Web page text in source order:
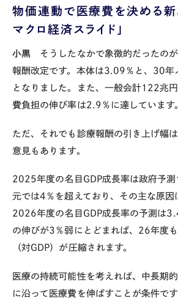
物価連動で医療費を決める新
マクロ経済スライド」
小黒 そうしたなかで象徴的だったのが
報酬改定です。本体は3.09 ％と、 30年
となりました。また、一般会計122兆
費負担の伸び率は2.9 ％に達しています
ただ、それでも診療報酬の引き上げ幅
意見もあります。
2025年度の名目 GDP成長率は政府予測
元では4 ％を超えており、その主な原因
2026年度の名目 GDP成長率の予測は
の伸びが3 ％弱にとどまれば、 26年度
（対GDP）が圧縮されます。
医療の持続可能性を考えれば、中長期
に沿って医療費を伸ばすことが条件で